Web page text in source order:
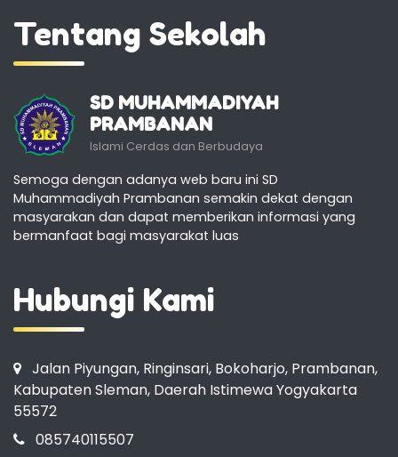
Tentang Sekolah
SD MUHAMMADIYAH
PRAMBANAN
Islami Cerdas dan Berbudaya
Semoga dengan adanya web baru ini SD
Muhammadiyah Prambanan semakin dekat dengan
masyarakan dan dapat memberikan informasi yang
bermanfaat bagi masyarakat luas
Hubungi Kami
Jalan Piyungan, Ringinsari, Bokoharjo, Prambanan,
Kabupaten Sleman, Daerah Istimewa Yogyakarta
55572
085740115507